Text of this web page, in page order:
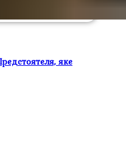
яке